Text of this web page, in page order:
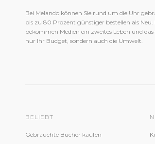
Bei Melando können Sie rund um die Uhr
bis zu 80 Prozent günstiger bestellen als
bekommen Medien ein zweites Leben und
nur Ihr Budget, sondern auch die Umwelt.
BELIEBT
Gebrauchte Bücher kaufen